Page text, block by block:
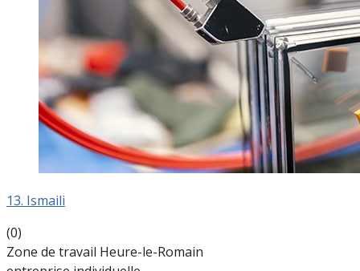
13. Ismaili
(0)
Zone de travail Heure-le-Romain